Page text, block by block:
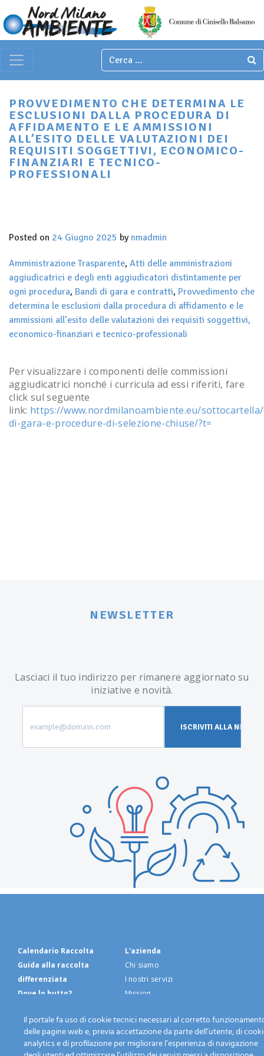
Main Navigation
PROVVEDIMENTO CHE DETERMINA LE
ESCLUSIONI DALLA PROCEDURA DI
AFFIDAMENTO E LE AMMISSIONI
ALL’ESITO DELLE VALUTAZIONI DEI
REQUISITI SOGGETTIVI, ECONOMICO-
FINANZIARI E TECNICO-
PROFESSIONALI
Posted on 24 Giugno 2025 by nmadmin
Amministrazione Trasparente, Atti delle amministrazioni
aggiudicatrici e degli enti aggiudicatori distintamente per
ogni procedura, Bandi di gara e contratti, Provvedimento che
determina le esclusioni dalla procedura di affidamento e le
ammissioni all’esito delle valutazioni dei requisiti soggettivi,
economico-finanziari e tecnico-professionali
Per visualizzare i componenti delle commissioni
aggiudicatrici nonché i curricula ad essi riferiti, fare
click sul seguente
link: https://www.nordmilanoambiente.eu/
di-gara-e-procedure-di-selezione-chiuse/?t=
NEWSLETTER
Lasciaci il tuo indirizzo per rimanere aggiornato su
iniziative e novità.
example@domain.com
Calendario Raccolta
Guida alla raccolta
differenziata
Dove lo butto?
Piattaforma ecologica
News
L'azienda
Chi siamo
I nostri servizi
Mission
Modulistica
Lavora con noi
Contatti
Il portale fa uso di cookie tecnici necessari al corretto
delle pagine web e, previa accettazione da parte dell’utente, di
analytics e di profilazione per migliorare l’esperienza di navigazione